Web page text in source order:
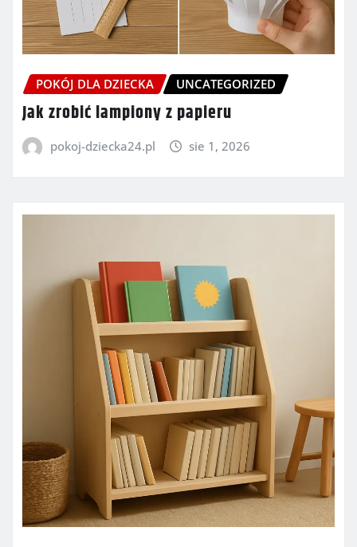
POKÓJ DLA DZIECKA UNCATEGORIZED
Jak zrobić lampiony z papieru
pokoj-dziecka24.pl sie 1, 2026